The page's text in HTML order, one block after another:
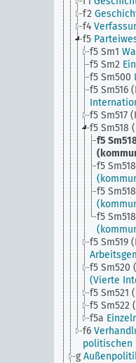
f2
f4
f5
f5 Sm1
f5 Sm2
f5 Sm500
f5 Sm516
f5 Sm517
f5 Sm518
f5
f5
f5
f5
f5 Sm519
f5 Sm520
(Vierte
f5 Sm521
f5 Sm522
f5a
f6
politischen
g